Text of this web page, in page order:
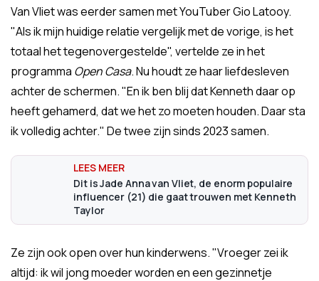
Van Vliet was eerder samen met YouTuber Gio Latooy.
"Als ik mijn huidige relatie vergelijk met de vorige, is het
totaal het tegenovergestelde", vertelde ze in het
programma Open Casa. Nu houdt ze haar liefdesleven
achter de schermen. "En ik ben blij dat Kenneth daar op
heeft gehamerd, dat we het zo moeten houden. Daar sta
ik volledig achter." De twee zijn sinds 2023 samen.
Dit is Jade Anna van Vliet, de enorm populaire
influencer (21) die gaat trouwen met Kenneth
Taylor
Ze zijn ook open over hun kinderwens. "Vroeger zei ik
altijd: ik wil jong moeder worden en een gezinnetje